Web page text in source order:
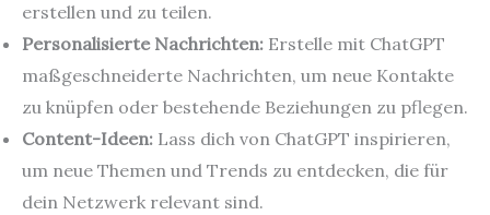
erstellen und zu teilen.
Personalisierte Nachrichten: Erstelle mit ChatGPT
maßgeschneiderte Nachrichten, um neue Kontakte
zu knüpfen oder bestehende Beziehungen zu pflegen.
Content-Ideen: Lass dich von ChatGPT inspirieren,
um neue Themen und Trends zu entdecken, die für
dein Netzwerk relevant sind.